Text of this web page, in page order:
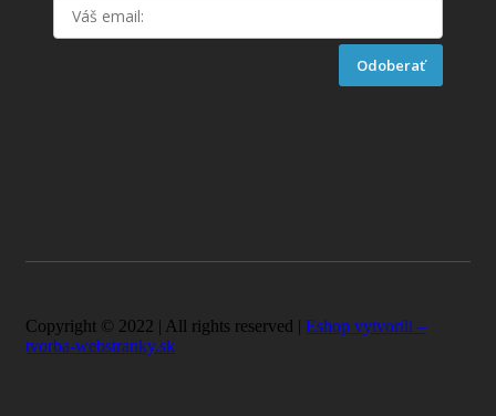
Odoberať
Copyright © 2022 | All rights reserved | Eshop vytvorili –
tvorba-webstranky.sk